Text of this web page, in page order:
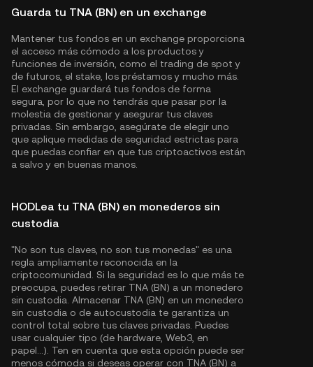
Guarda tu TNA (BN) en un exchange
Mantener tus fondos en un exchange proporciona
el acceso más cómodo a los productos y
funciones de inversión, como el trading de spot y
de futuros, el stake, los préstamos y mucho más.
El exchange guardará tus fondos de forma
segura, por lo que no tendrás que pasar por la
molestia de gestionar y asegurar tus claves
privadas. Sin embargo, asegúrate de elegir uno
que aplique medidas de seguridad estrictas para
que puedas confiar en que tus criptoactivos están
a salvo y en buenas manos.
HODLea tu TNA (BN) en monederos sin
custodia
"No son tus claves, no son tus monedas" es una
regla ampliamente reconocida en la
criptocomunidad. Si la seguridad es lo que más te
preocupa, puedes retirar TNA (BN) a un monedero
sin custodia. Almacenar TNA (BN) en un monedero
sin custodia o de autocustodia te garantiza un
control total sobre tus claves privadas. Puedes
usar cualquier tipo (de hardware, Web3, en
papel...). Ten en cuenta que esta opción puede ser
menos cómoda si deseas operar con TNA (BN) a